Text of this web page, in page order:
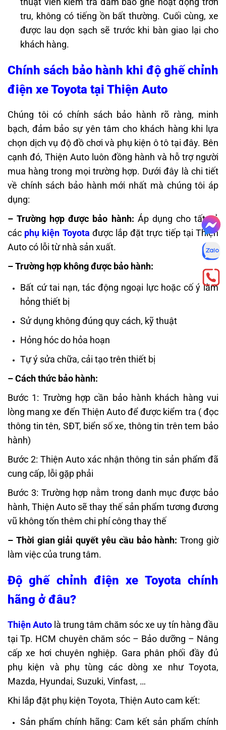
tru, không có tiếng ồn bất thường. Cuối cùng, xe
được lau dọn sạch sẽ trước khi bàn giao lại cho
khách hàng.
Chính sách bảo hành khi độ ghế chỉnh
điện xe Toyota tại Thiện Auto
Chúng tôi có chính sách bảo hành rõ ràng, minh
bạch, đảm bảo sự yên tâm cho khách hàng khi lựa
chọn dịch vụ độ đồ chơi và phụ kiện ô tô tại đây. Bên
cạnh đó, Thiện Auto luôn đồng hành và hỗ trợ người
mua hàng trong mọi trường hợp. Dưới đây là chi tiết
về chính sách bảo hành mới nhất mà chúng tôi áp
dụng:
– Trường hợp được bảo hành: Áp dụng cho tất cả
các phụ kiện Toyota được lắp đặt trực tiếp tại Thiện
Auto có lỗi từ nhà sản xuất.
– Trường hợp không được bảo hành:
Bất cứ tai nạn, tác động ngoại lực hoặc cố ý làm
hỏng thiết bị
Sử dụng không đúng quy cách, kỹ thuật
Hỏng hóc do hỏa hoạn
Tự ý sửa chữa, cải tạo trên thiết bị
– Cách thức bảo hành:
Bước 1: Trường hợp cần bảo hành khách hàng vui
lòng mang xe đến Thiện Auto để được kiểm tra ( đọc
thông tin tên, SĐT, biển số xe, thông tin trên tem bảo
hành)
Bước 2: Thiện Auto xác nhận thông tin sản phẩm đã
cung cấp, lỗi gặp phải
Bước 3: Trường hợp nằm trong danh mục được bảo
hành, Thiện Auto sẽ thay thế sản phẩm tương đương
vũ không tốn thêm chi phí công thay thế
– Thời gian giải quyết yêu cầu bảo hành: Trong giờ
làm việc của trung tâm.
Độ ghế chỉnh điện xe Toyota chính
hãng ở đâu?
Thiện Auto là trung tâm chăm sóc xe uy tín hàng đầu
tại Tp. HCM chuyên chăm sóc – Bảo dưỡng – Nâng
cấp xe hơi chuyên nghiệp. Gara phân phối đầy đủ
phụ kiện và phụ tùng các dòng xe như Toyota,
Mazda, Hyundai, Suzuki, Vinfast, …
Khi lắp đặt phụ kiện Toyota, Thiện Auto cam kết:
Sản phẩm chính hãng: Cam kết sản phẩm chính